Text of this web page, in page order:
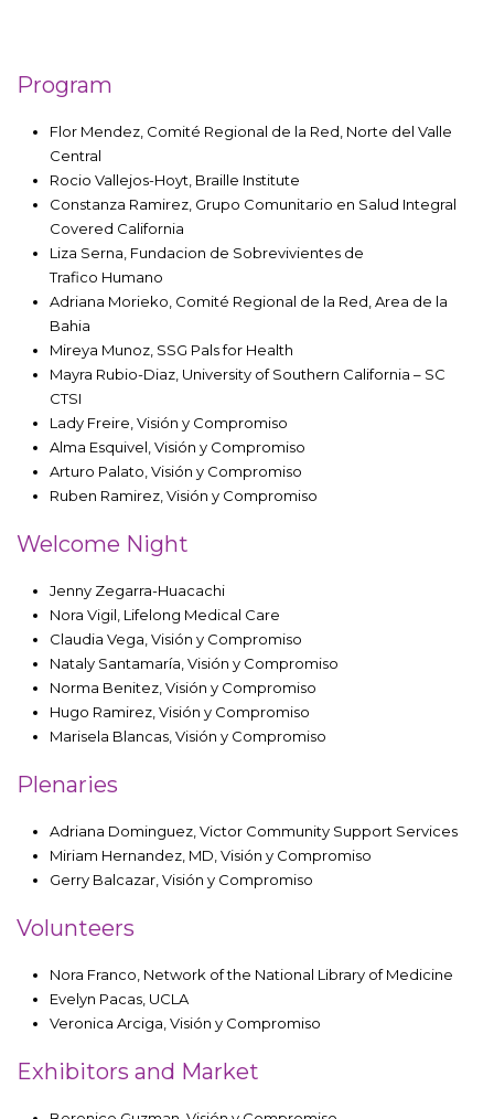
Program
Flor Mendez, Comité Regional de la Red, Norte del Valle
Central
Rocio Vallejos-Hoyt, Braille Institute
Constanza Ramirez, Grupo Comunitario en Salud Integral
Covered California
Liza Serna, Fundacion de Sobrevivientes de
Trafico Humano
Adriana Morieko, Comité Regional de la Red, Area de la
Bahia
Mireya Munoz, SSG Pals for Health
Mayra Rubio-Diaz, University of Southern California – SC
CTSI
Lady Freire, Visión y Compromiso
Alma Esquivel, Visión y Compromiso
Arturo Palato, Visión y Compromiso
Ruben Ramirez, Visión y Compromiso
Welcome Night
Jenny Zegarra-Huacachi
Nora Vigil, Lifelong Medical Care
Claudia Vega, Visión y Compromiso
Nataly Santamaría, Visión y Compromiso
Norma Benitez, Visión y Compromiso
Hugo Ramirez, Visión y Compromiso
Marisela Blancas, Visión y Compromiso
Plenaries
Adriana Dominguez, Victor Community Support Services
Miriam Hernandez, MD, Visión y Compromiso
Gerry Balcazar, Visión y Compromiso
Volunteers
Nora Franco, Network of the National Library of Medicine
Evelyn Pacas, UCLA
Veronica Arciga, Visión y Compromiso
Exhibitors and Market